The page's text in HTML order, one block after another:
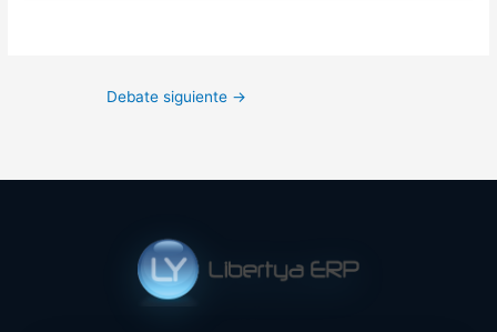
Debate siguiente →